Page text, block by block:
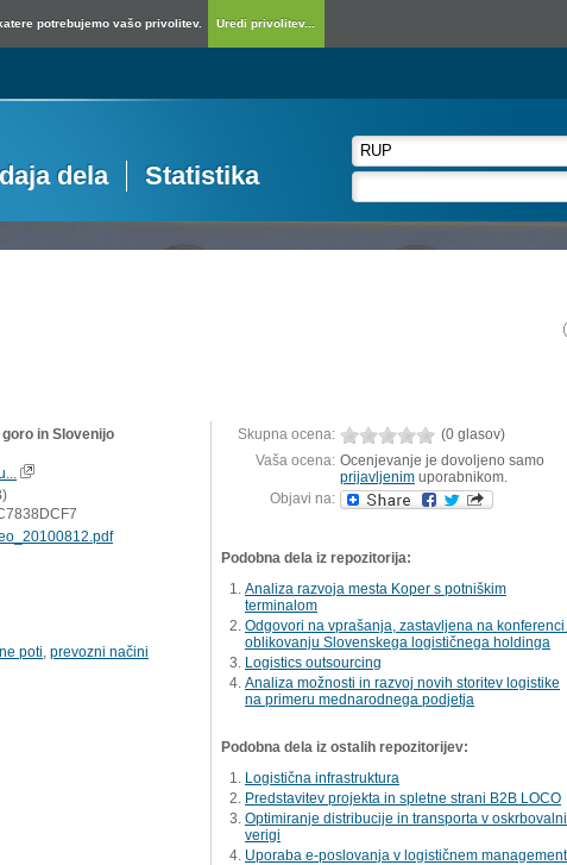
potrebujemo vašo privolitev. Uredi privolitev...
dela Statistika
in Slovenijo
poti prevozni načini
Skupna ocena:
(0 glasov)
Vaša ocena: Ocenjevanje je dovoljeno samo
prijavljenim uporabnikom.
Objavi na:
Podobna dela iz repozitorija:
Analiza razvoja mesta Koper s potniškim
terminalom
Odgovori na vprašanja, zastavljena na konferenci
oblikovanju Slovenskega logističnega holdinga
Logistics outsourcing
Analiza možnosti in razvoj novih storitev logistike
na primeru mednarodnega podjetja
Podobna dela iz ostalih repozitorijev:
Logistična infrastruktura
Predstavitev projekta in spletne strani B2B LOCO
Optimiranje distribucije in transporta v oskrbovalni
verigi
Uporaba e-poslovanja v logističnem